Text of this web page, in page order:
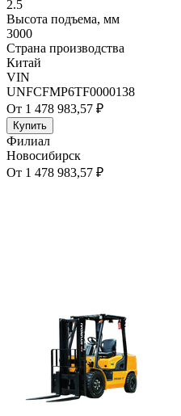
2.5
Высота подъема, мм
3000
Страна производства
Китай
VIN
UNFCFMP6TF0000138
От 1 478 983,57 ₽
Купить
Филиал
Новосибирск
От 1 478 983,57 ₽